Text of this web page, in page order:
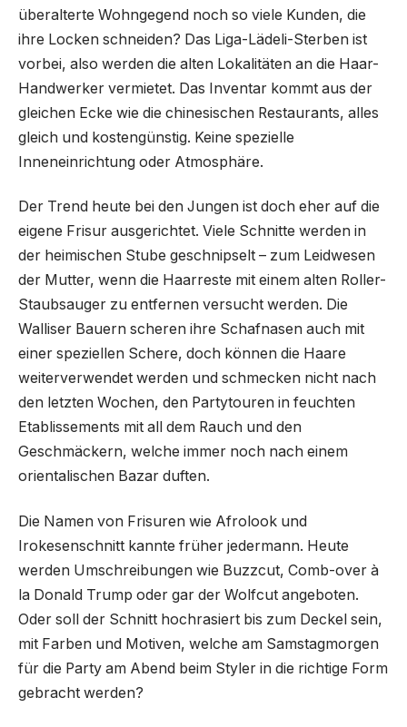
überalterte Wohngegend noch so viele Kunden, die
ihre Locken schneiden? Das Liga-Lädeli-Sterben ist
vorbei, also werden die alten Lokalitäten an die Haar-
Handwerker vermietet. Das Inventar kommt aus der
gleichen Ecke wie die chinesischen Restaurants, alles
gleich und kostengünstig. Keine spezielle
Inneneinrichtung oder Atmosphäre.
Der Trend heute bei den Jungen ist doch eher auf die
eigene Frisur ausgerichtet. Viele Schnitte werden in
der heimischen Stube geschnipselt – zum Leidwesen
der Mutter, wenn die Haarreste mit einem alten Roller-
Staubsauger zu entfernen versucht werden. Die
Walliser Bauern scheren ihre Schafnasen auch mit
einer speziellen Schere, doch können die Haare
weiterverwendet werden und schmecken nicht nach
den letzten Wochen, den Partytouren in feuchten
Etablissements mit all dem Rauch und den
Geschmäckern, welche immer noch nach einem
orientalischen Bazar duften.
Die Namen von Frisuren wie Afrolook und
Irokesenschnitt kannte früher jedermann. Heute
werden Umschreibungen wie Buzzcut, Comb-over à
la Donald Trump oder gar der Wolfcut angeboten.
Oder soll der Schnitt hochrasiert bis zum Deckel sein,
mit Farben und Motiven, welche am Samstagmorgen
für die Party am Abend beim Styler in die richtige Form
gebracht werden?